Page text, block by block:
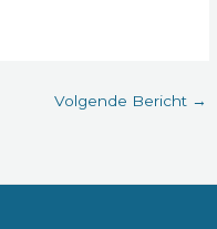
Volgende Bericht →